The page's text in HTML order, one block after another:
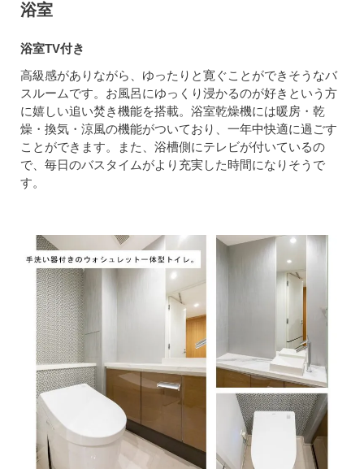
浴室
浴室TV付き
高級感がありながら、ゆったりと寛ぐことができそうなバ
スルームです。お風呂にゆっくり浸かるのが好きという方
に嬉しい追い焚き機能を搭載。浴室乾燥機には暖房・乾
燥・換気・涼風の機能がついており、一年中快適に過ごす
ことができます。また、浴槽側にテレビが付いているの
で、毎日のバスタイムがより充実した時間になりそうで
す。